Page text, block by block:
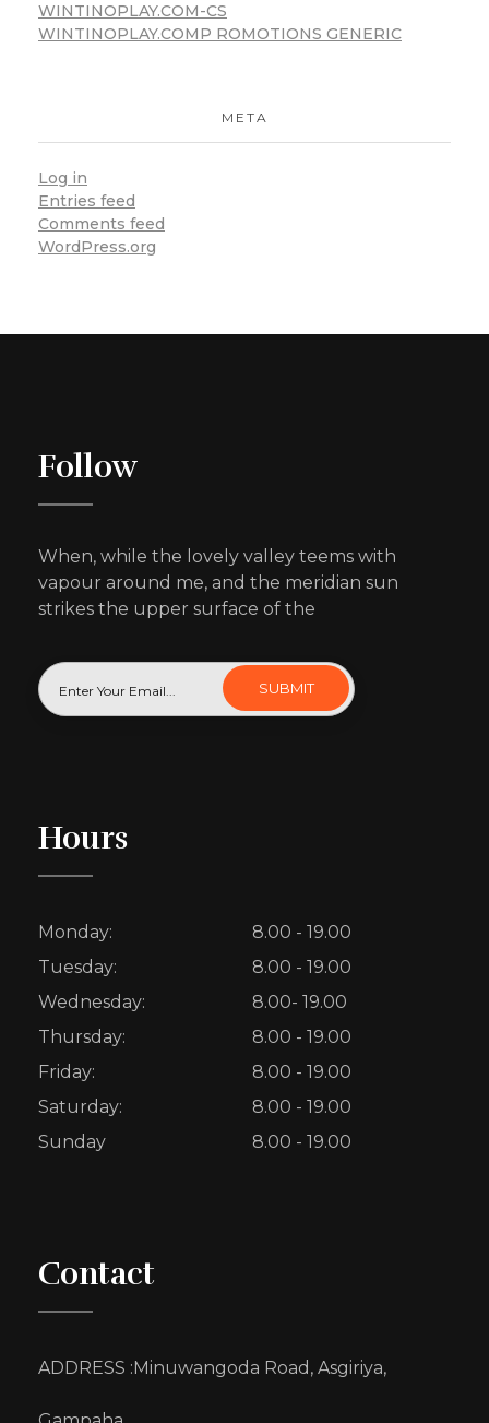
WINTINOPLAY.COM-CS
WINTINOPLAY.COMP ROMOTIONS GENERIC
META
Log in
Entries feed
Comments feed
WordPress.org
Follow
When, while the lovely valley teems with
vapour around me, and the meridian sun
strikes the upper surface of the
Hours
Monday:
8.00 - 19.00
Tuesday:
8.00 - 19.00
Wednesday:
8.00- 19.00
Thursday:
8.00 - 19.00
Friday:
8.00 - 19.00
Saturday:
8.00 - 19.00
Sunday
8.00 - 19.00
Contact
ADDRESS :Minuwangoda Road, Asgiriya,